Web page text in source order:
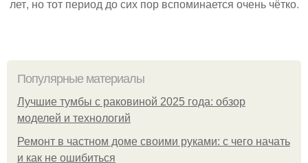
лет, но тот период до сих пор вспоминается очень чётко.
Популярные материалы
Лучшие тумбы с раковиной 2025 года: обзор
моделей и технологий
Ремонт в частном доме своими руками: с чего начать
и как не ошибиться